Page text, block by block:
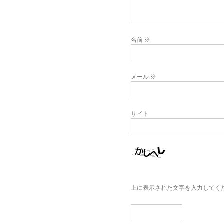
名前 ※
メール ※
サイト
上に表示された文字を入力してく